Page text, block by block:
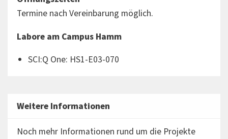
Termine nach Vereinbarung möglich.
Labore am Campus Hamm
SCI:Q One: HS1-E03-070
Weitere Informationen
Noch mehr Informationen rund um die Projekte